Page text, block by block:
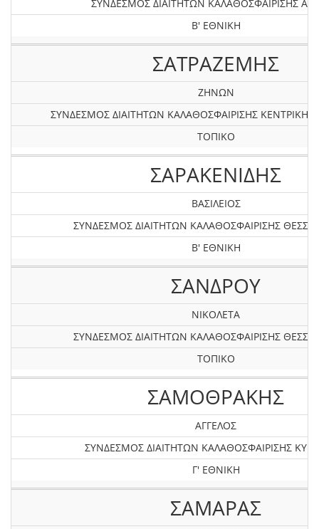
ΣΥΝΔΕΣΜΟΣ ΔΙΑΙΤΗΤΩΝ ΚΑΛΑΘΟΣΦΑΙΡΙΣΗΣ
Β' ΕΘΝΙΚΗ
ΣΑΤΡΑΖΕΜΗΣ
ΖΗΝΩΝ
ΣΥΝΔΕΣΜΟΣ ΔΙΑΙΤΗΤΩΝ ΚΑΛΑΘΟΣΦΑΙΡΙΣΗΣ
ΤΟΠΙΚΟ
ΣΑΡΑΚΕΝΙΔΗΣ
ΒΑΣΙΛΕΙΟΣ
ΣΥΝΔΕΣΜΟΣ ΔΙΑΙΤΗΤΩΝ ΚΑΛΑΘΟΣΦΑΙΡΙΣΗΣ
Β' ΕΘΝΙΚΗ
ΣΑΝΔΡΟΥ
ΝΙΚΟΛΕΤΑ
ΣΥΝΔΕΣΜΟΣ ΔΙΑΙΤΗΤΩΝ ΚΑΛΑΘΟΣΦΑΙΡΙΣΗΣ
ΤΟΠΙΚΟ
ΣΑΜΟΘΡΑΚΗΣ
ΑΓΓΕΛΟΣ
ΣΥΝΔΕΣΜΟΣ ΔΙΑΙΤΗΤΩΝ ΚΑΛΑΘΟΣΦΑΙΡΙΣΗΣ
Γ' ΕΘΝΙΚΗ
ΣΑΜΑΡΑΣ